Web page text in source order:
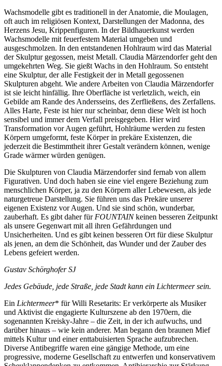
Wachsmodelle gibt es traditionell in der Anatomie, die Moulagen,
oft auch im religiösen Kontext, Darstellungen der Madonna, des
Herzens Jesu, Krippenfiguren. In der Bildhauerkunst werden
Wachsmodelle mit feuerfestem Material umgeben und
ausgeschmolzen. In den entstandenen Hohlraum wird das Material
der Skulptur gegossen, meist Metall. Claudia Märzendorfer geht den
umgekehrten Weg. Sie gießt Wachs in den Hohlraum. So entsteht
eine Skulptur, der alle Festigkeit der in Metall gegossenen
Skulpturen abgeht. Wie andere Arbeiten von Claudia Märzendorfer
ist sie leicht hinfällig. Ihre Oberfläche ist verletzlich, weich, ein
Gebilde am Rande des Andersseins, des Zerfließens, des Zerfallens.
Alles Harte, Feste ist hier nur scheinbar, denn diese Welt ist hoch
sensibel und immer dem Verfall preisgegeben. Hier wird
Transformation vor Augen geführt, Hohlräume werden zu festen
Körpern umgeformt, feste Körper in prekäre Existenzen, die
jederzeit die Bestimmtheit ihrer Gestalt verändern können, wenige
Grade wärmer würden genügen.
Die Skulpturen von Claudia Märzendorfer sind fernab von allem
Figurativen. Und doch haben sie eine viel engere Beziehung zum
menschlichen Körper, ja zu den Körpern aller Lebewesen, als jede
naturgetreue Darstellung. Sie führen uns das Prekäre unserer
eigenen Existenz vor Augen. Und sie sind schön, wunderbar,
zauberhaft. Es gibt daher für FOUNTAINkeinen besseren Zeitpunkt
als unsere Gegenwart mit all ihren Gefährdungen und
Unsicherheiten. Und es gibt keinen besseren Ort für diese Skulptur
als jenen, an dem die Schönheit, das Wunder und der Zauber des
Lebens gefeiert werden.
Gustav Schörghofer SJ
Jedes Gebäude, jede Straße, jede Stadt kann ein Lichtermeer sein.
Ein Lichtermeer* für Willi Resetarits: Er verkörperte als Musiker
und Aktivist die engagierte Kulturszene ab den 1970ern, die
sogenannten Kreisky-Jahre – die Zeit, in der ich aufwuchs, und
darüber hinaus – wie kein anderer. Man begann den braunen Mief
mittels Kultur und einer enttabuisierten Sprache aufzubrechen.
Diverse Antibegriffe waren eine gängige Methode, um eine
progressive, moderne Gesellschaft zu entwerfen und konservativem